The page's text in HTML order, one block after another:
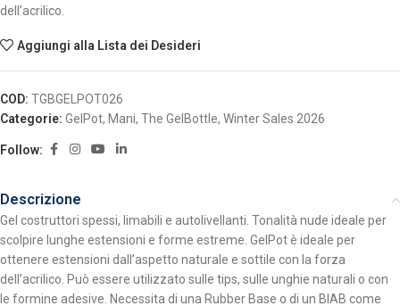
dell’acrilico.
Aggiungi alla Lista dei Desideri
COD: TGBGELPOT026
Categorie: GelPot, Mani, The GelBottle, Winter Sales 2026
Follow:
Descrizione
Gel costruttori spessi, limabili e autolivellanti. Tonalità nude ideale per
scolpire lunghe estensioni e forme estreme. GelPot è ideale per
ottenere estensioni dall’aspetto naturale e sottile con la forza
dell’acrilico. Può essere utilizzato sulle tips, sulle unghie naturali o con
le formine adesive. Necessita di una Rubber Base o di un BIAB come